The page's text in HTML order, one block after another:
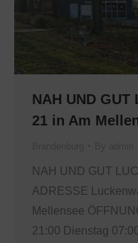
NAH UND
21 in Am
NAH UND GUT
ADRESSE
Mellensee
21:00 Dienstag